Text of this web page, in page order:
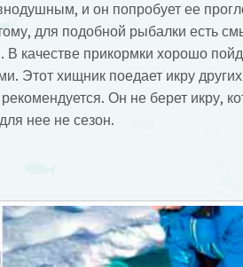
и он попробует ее
для подобной рыбалки есть
качестве прикормки хорошо
Этот хищник поедает икру
Он не берет икру,
нее не сезон.